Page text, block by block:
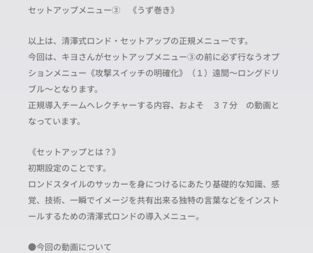
セットアップメニュー③ 《うず巻き》
以上は、清澤式ロンド・セットアップの正規メニューです。
今回は、キヨさんがセットアップメニュー③の前に必ず行なうオプ
ションメニュー《攻撃スイッチの明確化》（１）遠間～ロングドリ
ブル～となります。
正規導入チームへレクチャーする内容、およそ ３７分 の動画と
なっています。
《セットアップとは？》
初期設定のことです。
ロンドスタイルのサッカーを身につけるにあたり基礎的な知識、感
覚、技術、一瞬でイメージを共有出来る独特の言葉などをインスト
ールするための清澤式ロンドの導入メニュー。
●今回の動画について